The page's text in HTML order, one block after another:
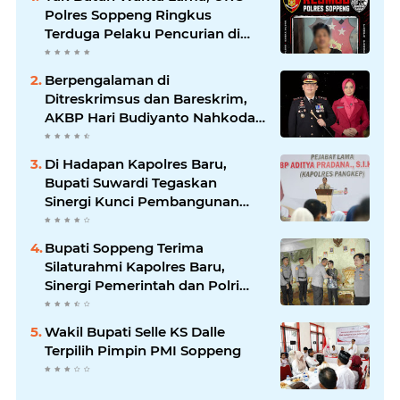
Polres Soppeng Ringkus
Terduga Pelaku Pencurian di
Liliriaja
Berpengalaman di
Ditreskrimsus dan Bareskrim,
AKBP Hari Budiyanto Nahkodai
Polres Soppeng
Di Hadapan Kapolres Baru,
Bupati Suwardi Tegaskan
Sinergi Kunci Pembangunan
Soppeng
Bupati Soppeng Terima
Silaturahmi Kapolres Baru,
Sinergi Pemerintah dan Polri
Diperkuat
Wakil Bupati Selle KS Dalle
Terpilih Pimpin PMI Soppeng